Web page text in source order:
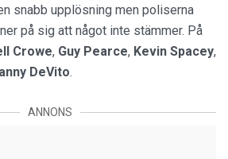
snabb upplösning men poliserna
på sig att något inte stämmer. På
Crowe, Guy Pearce, Kevin Spacey,
DeVito.
ANNONS